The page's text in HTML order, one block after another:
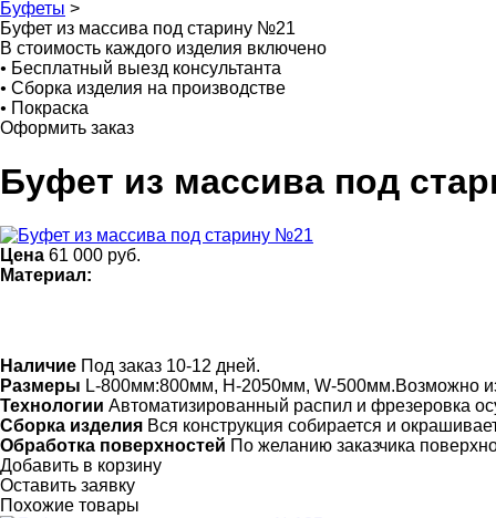
Буфеты >
Буфет из массива под старину №21
В стоимость каждого изделия включено
• Бесплатный выезд консультанта
• Сборка изделия на производстве
• Покраска
Оформить заказ
Буфет из массива под
Цена 61 000 руб.
Материал:
Наличие Под заказ 10-12 дней.
Размеры L-800мм:800мм, H-2050мм, W-500мм.Возможно
Технологии Автоматизированный распил и фрезеровка
Сборка изделия Вся конструкция собирается и
Обработка поверхностей По желанию заказчика
Добавить в корзину
Оставить заявку
Похожие товары